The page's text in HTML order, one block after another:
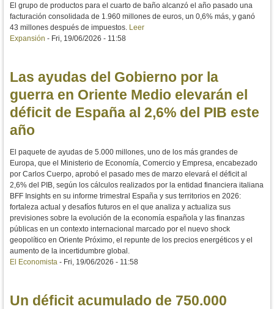
El grupo de productos para el cuarto de baño alcanzó el año pasado una
facturación consolidada de 1.960 millones de euros, un 0,6% más, y ganó
43 millones después de impuestos. Leer
Expansión - Fri, 19/06/2026 - 11:58
Las ayudas del Gobierno por la
guerra en Oriente Medio elevarán el
déficit de España al 2,6% del PIB este
año
El paquete de ayudas de 5.000 millones, uno de los más grandes de
Europa, que el Ministerio de Economía, Comercio y Empresa, encabezado
por Carlos Cuerpo, aprobó el pasado mes de marzo elevará el déficit al
2,6% del PIB, según los cálculos realizados por la entidad financiera italiana
BFF Insights en su informe trimestral España y sus territorios en 2026:
fortaleza actual y desafíos futuros en el que analiza y actualiza sus
previsiones sobre la evolución de la economía española y las finanzas
públicas en un contexto internacional marcado por el nuevo shock
geopolítico en Oriente Próximo, el repunte de los precios energéticos y el
aumento de la incertidumbre global.
El Economista - Fri, 19/06/2026 - 11:58
Un déficit acumulado de 750.000